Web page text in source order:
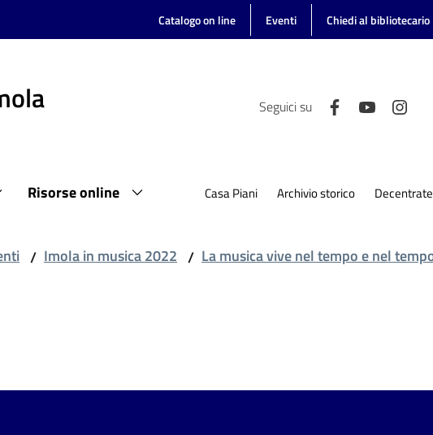
Catalogo on line Eventi Chiedi al bibliotecario
Seguici su
Risorse online Casa Piani Archivio storico Decentrate
/ Imola in musica 2022 / La musica vive nel tempo e nel